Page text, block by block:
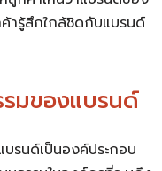
ค้ารู้สึกใกล้ชิดกับแบรนด์
มของแบรนด์
รนด์เป็นองค์ประกอบ